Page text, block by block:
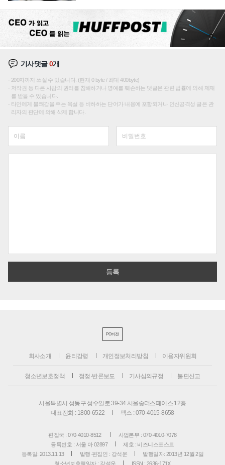
기사댓글0개
200자까지 쓰실 수 있습니다. (현재 0 byte / 최대 400byte)
저작권 등 다른 사람의 권리를 침해하거나 명예를 훼손하는 댓글은 관련 법률에 의해 제재
를 받을 수 있습니다.
타인에게 불쾌감을 주는 욕설 등 비하하는 단어가 내용에 포함되거나 인신공격성 글은 관
리자의 판단에 의해 삭제 합니다.
PC버전
회사소개 윤리강령 개인정보처리방침 이용자위원회
청소년보호정책 정정·반론보도 기사심의규정 불편신고
서울특별시 성동구 성수일로 39-34 서울숲더스페이스 12층
대표전화 : 1800-6522
팩스 : 070-4015-8658
편집국 : 070-4010-8512
사업본부 : 070-4010-7078
등록번호 : 서울 아 02897
제호 : 비즈니스포스트
등록일: 2013.11.13
발행·편집인 : 강석운
발행일자: 2013년 12월 2일
청소년보호책임자 : 강석운
ISSN : 2636-171X